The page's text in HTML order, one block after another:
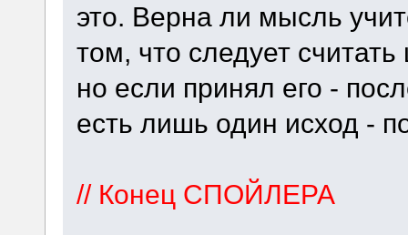
это. Верна ли мысль
том, что следует
но если принял его -
есть лишь один исход -
// Конец СПОЙЛЕРА